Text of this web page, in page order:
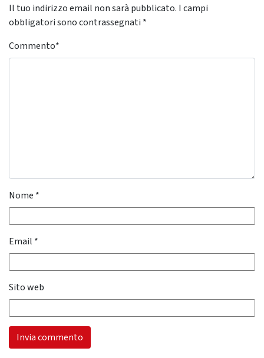
Il tuo indirizzo email non sarà pubblicato. I campi
obbligatori sono contrassegnati *
Commento*
Nome *
Email *
Sito web